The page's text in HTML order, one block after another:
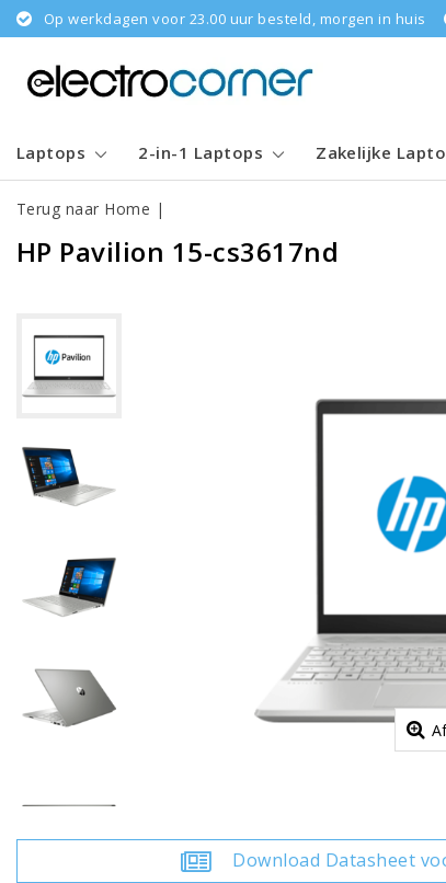
Op werkdagen voor 23.00 uur besteld, morgen in huis
Laptops 2-in-1 Laptops Zakelijke
Terug naar Home |
HP Pavilion 15-cs3617nd
Download Datasheet